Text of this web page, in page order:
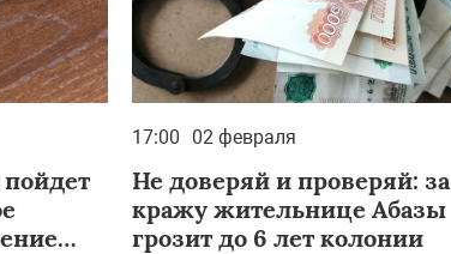
17:00 02 февраля
Не доверяй и проверяй: за
кражу жительнице Абазы
грозит до 6 лет колонии